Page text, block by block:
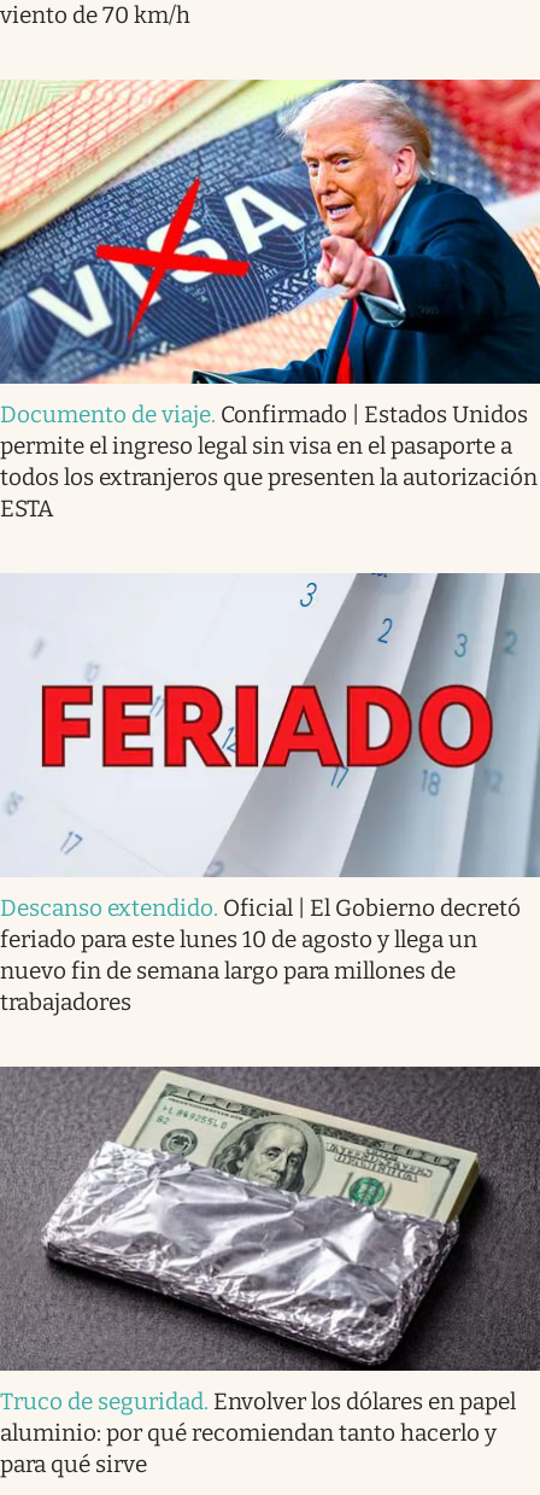
viento de 70 km/h
Documento de viaje. Confirmado | Estados Unidos
permite el ingreso legal sin visa en el pasaporte a
todos los extranjeros que presenten la autorización
ESTA
Descanso extendido. Oficial | El Gobierno decretó
feriado para este lunes 10 de agosto y llega un
nuevo fin de semana largo para millones de
trabajadores
Truco de seguridad. Envolver los dólares en papel
aluminio: por qué recomiendan tanto hacerlo y
para qué sirve